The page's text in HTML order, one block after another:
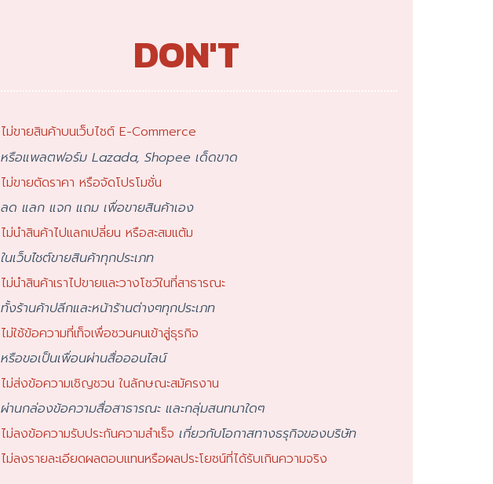
DON'T
ไม่ขายสินค้าบนเว็บไชต์ E-Commerce
หรือแพลตฟอร์ม Lazada, Shopee เด็ดขาด
ไม่ขายตัดราคา หรือจัดโปรโมชั่น
ลด แลก แจก แถม เพื่อขายสินค้าเอง
ไม่นำสินค้าไปแลกเปลี่ยน หรือสะสมแต้ม
ในเว็บไชต์ขายสินค้าทุกประเภท
ไม่นำสินค้าเราไปขายและวางโชว์ในที่สาธารณะ
ทั้งร้านค้าปลีกและหน้าร้านต่างๆทุกประเภท
ไม่ใช้ข้อความที่เท็จเพื่อชวนคนเข้าสู่ธุรกิจ
หรือขอเป็นเพื่อนผ่านสื่อออนไลน์
ไม่ส่งข้อความเชิญชวน ในลักษณะสมัครงาน
ผ่านกล่องข้อความสื่อสาธารณะ และกลุ่มสนทนาใดๆ
ไม่ลงข้อความรับประกันความสำเร็จ เกี่ยวกับโอกาสทางธรุกิจของบริษัท
ไม่ลงรายละเอียดผลตอบแทนหรือผลประโยชน์ที่ได้รับเกินความจริง